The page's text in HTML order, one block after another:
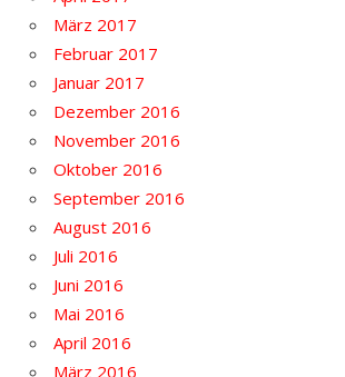
März 2017
Februar 2017
Januar 2017
Dezember 2016
November 2016
Oktober 2016
September 2016
August 2016
Juli 2016
Juni 2016
Mai 2016
April 2016
März 2016